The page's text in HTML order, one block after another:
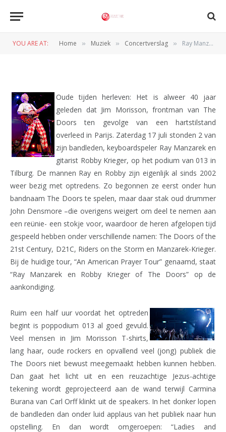
YOU ARE AT: Home » Muziek » Concertverslag » Ray Manzarek & Robby Krieger of The Doors (013, Tilburg 16-7-2011)
Krieger of The Doors (013,
Oude tijden herleven: Het is alweer 40 jaar
geleden dat Jim Morisson, frontman van The
Doors ten gevolge van een hartstilstand
overleed in Parijs. Zaterdag 17 juli stonden 2 van
zijn bandleden, keyboardspeler Ray Manzarek en
gitarist Robby Krieger, op het podium van 013 in
Tilburg. De mannen Ray en Robby zijn eigenlijk al sinds 2002
weer bezig met optredens. Zo begonnen ze eerst onder hun
bandnaam The Doors te spelen, maar daar stak oud drummer
John Densmore –die overigens weigert om deel te nemen aan
een reünie- een stokje voor, waardoor de heren afgelopen tijd
gespeeld hebben onder verschillende namen: The Doors of the
21st Century, D21C, Riders on the Storm en Manzarek-Krieger.
Bij de huidige tour, “An American Prayer Tour” genaamd, staat
“Ray Manzarek en Robby Krieger of The Doors” op de
aankondiging.
Ruim een half uur voordat het optreden
begint is poppodium 013 al goed gevuld.
Veel mensen in Jim Morisson T-shirts,
lang haar, oude rockers en opvallend veel (jong) publiek die
The Doors niet bewust meegemaakt hebben kunnen hebben.
Dan gaat het licht uit en een reuzachtige Jezus-achtige
tekening wordt geprojecteerd aan de wand terwijl Carmina
Burana van Carl Orff klinkt uit de speakers. In het donker lopen
de bandleden dan onder luid applaus van het publiek naar hun
opstelling. En dan wordt omgeroepen: “Ladies and